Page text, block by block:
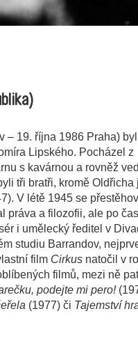
– 19. října 1986 Praha) byl
Lipského. Pocházel z
s kavárnou a rovněž vedl
tři bratři, kromě Oldřicha
V létě 1945 se
práva a filozofii, ale po
i umělecký ředitel v
studiu Barrandov,
film Cirkus natočil v
filmů, mezi ně
podejte mi pero!
(1977) či Tajemství